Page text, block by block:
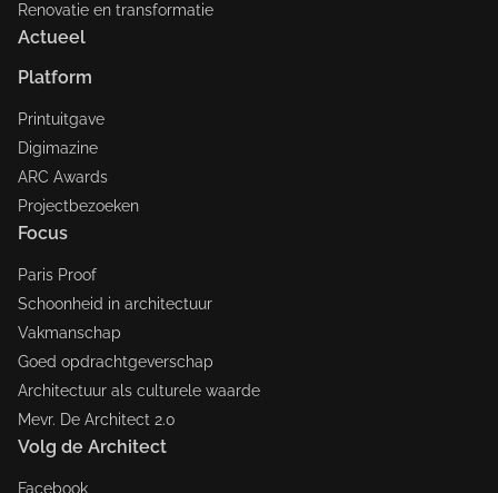
Renovatie en transformatie
Actueel
Platform
Printuitgave
Digimazine
ARC Awards
Projectbezoeken
Focus
Paris Proof
Schoonheid in architectuur
Vakmanschap
Goed opdrachtgeverschap
Architectuur als culturele waarde
Mevr. De Architect 2.0
Volg de Architect
Facebook